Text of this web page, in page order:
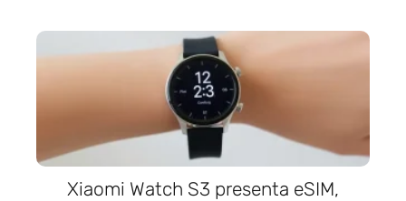
Xiaomi Watch S3 presenta eSIM,